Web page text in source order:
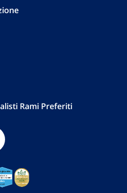
Rami Preferiti